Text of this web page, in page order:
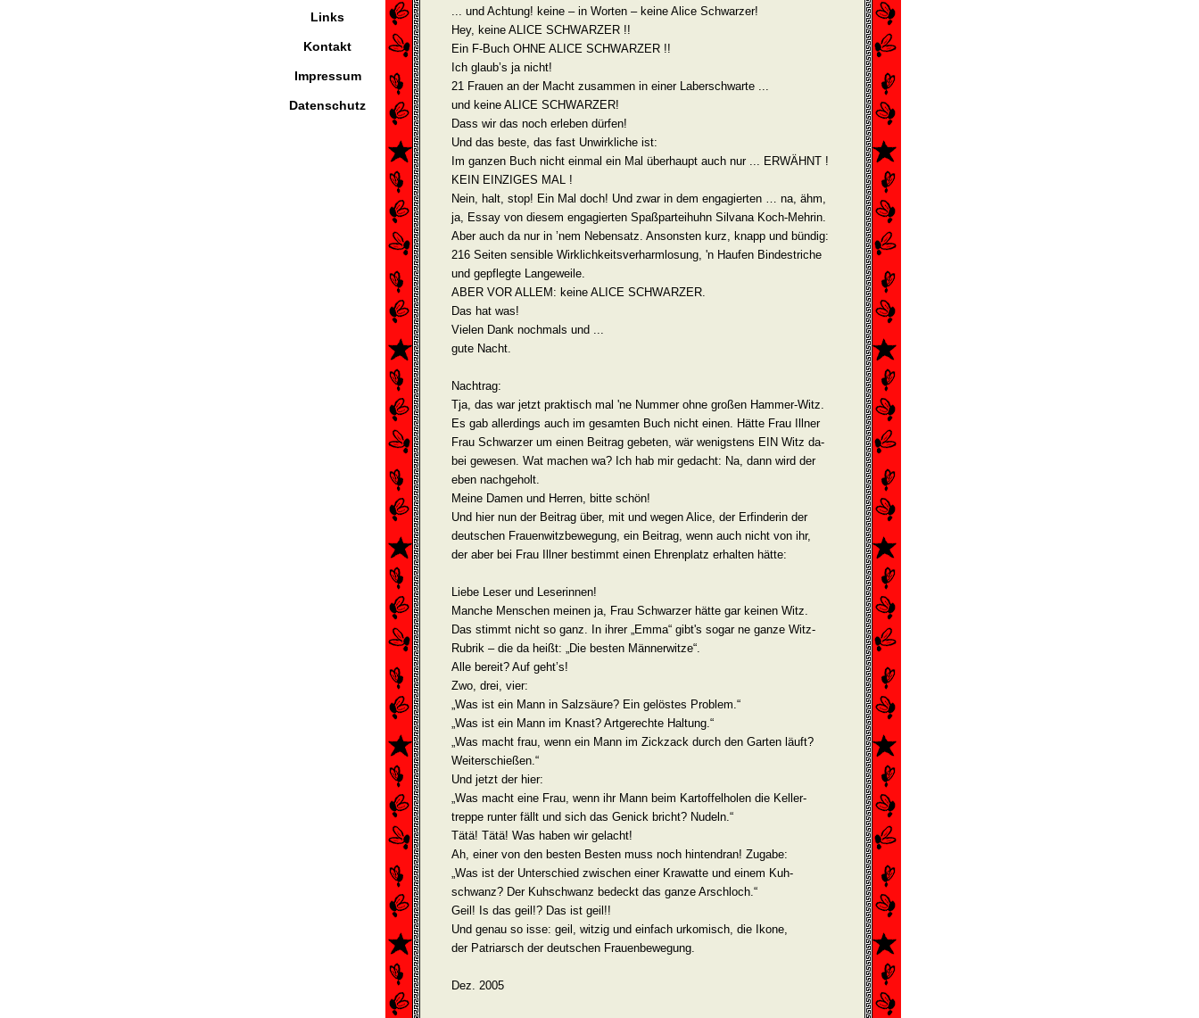
Links
Kontakt
Impressum
Datenschutz
... und Achtung! keine – in Worten – keine Alice Schwarzer!
Hey, keine ALICE SCHWARZER !!
Ein F-Buch OHNE ALICE SCHWARZER !!
Ich glaub’s ja nicht!
21 Frauen an der Macht zusammen in einer Laberschwarte ...
und keine ALICE SCHWARZER!
Dass wir das noch erleben dürfen!
Und das beste, das fast Unwirkliche ist:
Im ganzen Buch nicht einmal ein Mal überhaupt auch nur ... ERWÄHNT !
KEIN EINZIGES MAL !
Nein, halt, stop! Ein Mal doch! Und zwar in dem engagierten … na, ähm,
ja, Essay von diesem engagierten Spaßparteihuhn Silvana Koch-Mehrin.
Aber auch da nur in ’nem Nebensatz. Ansonsten kurz, knapp und bündig:
216 Seiten sensible Wirklichkeitsverharmlosung, 'n Haufen Bindestriche
und gepflegte Langeweile.
ABER VOR ALLEM: keine ALICE SCHWARZER.
Das hat was!
Vielen Dank nochmals und ...
gute Nacht.
Nachtrag:
Tja, das war jetzt praktisch mal 'ne Nummer ohne großen Hammer-Witz.
Es gab allerdings auch im gesamten Buch nicht einen. Hätte Frau Illner
Frau Schwarzer um einen Beitrag gebeten, wär wenigstens EIN Witz da­
bei gewesen. Wat machen wa? Ich hab mir gedacht: Na, dann wird der
eben nachgeholt.
Meine Damen und Herren, bitte schön!
Und hier nun der Beitrag über, mit und wegen Alice, der Erfinderin der
deutschen Frauenwitzbewegung, ein Beitrag, wenn auch nicht von ihr,
der aber bei Frau Illner bestimmt einen Ehrenplatz erhalten hätte:
Liebe Leser und Leserinnen!
Manche Menschen meinen ja, Frau Schwarzer hätte gar keinen Witz.
Das stimmt nicht so ganz. In ihrer „Emma“ gibt's sogar ne ganze Witz-
Rubrik – die da heißt: „Die besten Männerwitze“.
Alle bereit? Auf geht’s!
Zwo, drei, vier:
„Was ist ein Mann in Salzsäure? Ein gelöstes Problem.“
„Was ist ein Mann im Knast? Artgerechte Haltung.“
„Was macht frau, wenn ein Mann im Zickzack durch den Garten läuft?
Weiterschießen.“
Und jetzt der hier:
„Was macht eine Frau, wenn ihr Mann beim Kartoffelholen die Keller­
treppe runter fällt und sich das Genick bricht? Nudeln.“
Tätä! Tätä! Was haben wir gelacht!
Ah, einer von den besten Besten muss noch hintendran! Zugabe:
„Was ist der Unterschied zwischen einer Krawatte und einem Kuh­
schwanz? Der Kuhschwanz bedeckt das ganze Arschloch.“
Geil! Is das geil!? Das ist geil!!
Und genau so isse: geil, witzig und einfach urkomisch, die Ikone,
der Patriarsch der deutschen Frauenbewegung.
Dez. 2005